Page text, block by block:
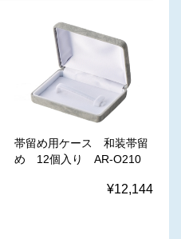
帯留め用ケース 和装帯留
め 12個入り AR-O210
¥12,144